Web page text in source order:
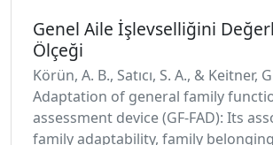
Genel Aile İşlevselliğini
Ölçeği
Körün, A. B., Satıcı, S. A., & Keitner,
Adaptation of general family
assessment device (GF-FAD): Its
family adaptability, family